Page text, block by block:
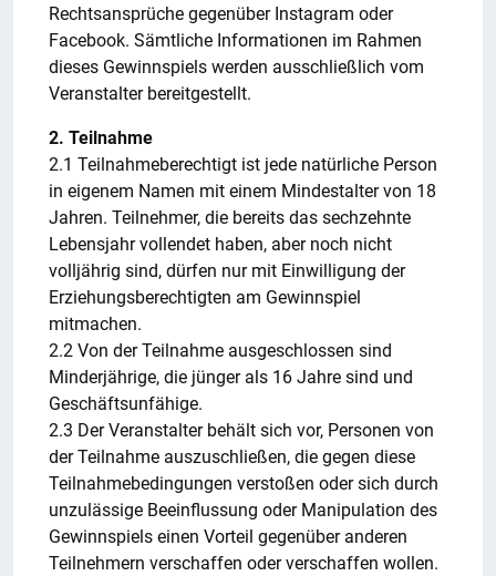
Rechtsansprüche gegenüber Instagram oder
Facebook. Sämtliche Informationen im Rahmen
dieses Gewinnspiels werden ausschließlich vom
Veranstalter bereitgestellt.
2. Teilnahme
2.1 Teilnahmeberechtigt ist jede natürliche Person
in eigenem Namen mit einem Mindestalter von 18
Jahren. Teilnehmer, die bereits das sechzehnte
Lebensjahr vollendet haben, aber noch nicht
volljährig sind, dürfen nur mit Einwilligung der
Erziehungsberechtigten am Gewinnspiel
mitmachen.
2.2 Von der Teilnahme ausgeschlossen sind
Minderjährige, die jünger als 16 Jahre sind und
Geschäftsunfähige.
2.3 Der Veranstalter behält sich vor, Personen von
der Teilnahme auszuschließen, die gegen diese
Teilnahmebedingungen verstoßen oder sich durch
unzulässige Beeinflussung oder Manipulation des
Gewinnspiels einen Vorteil gegenüber anderen
Teilnehmern verschaffen oder verschaffen wollen.